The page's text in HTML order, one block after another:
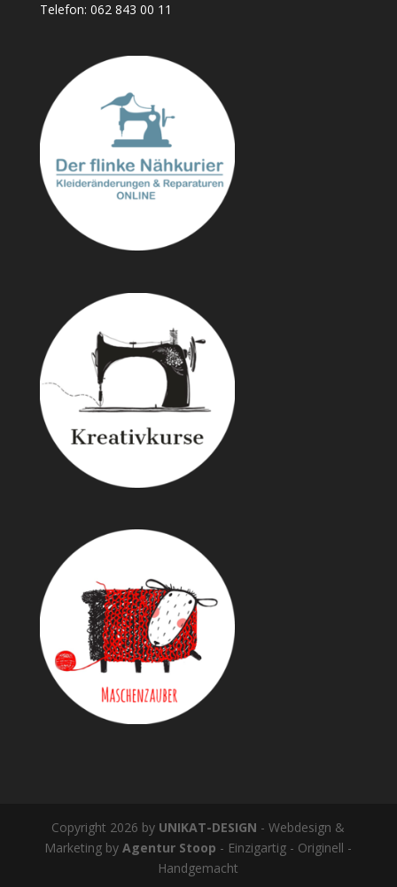
Telefon: 062 843 00 11
Copyright 2026 by UNIKAT-DESIGN - Webdesign &
Marketing byAgentur Stoop - Einzigartig - Originell -
Handgemacht